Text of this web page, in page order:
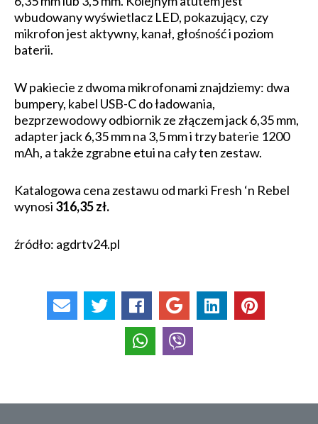
wbudowany wyświetlacz LED, pokazujący, czy
mikrofon jest aktywny, kanał, głośność i poziom
baterii.
W pakiecie z dwoma mikrofonami znajdziemy: dwa
bumpery, kabel USB-C do ładowania,
bezprzewodowy odbiornik ze złączem jack 6,35 mm,
adapter jack 6,35 mm na 3,5 mm i trzy baterie 1200
mAh, a także zgrabne etui na cały ten zestaw.
Katalogowa cena zestawu od marki Fresh ‘n Rebel
wynosi 316,35 zł.
źródło: agdrtv24.pl